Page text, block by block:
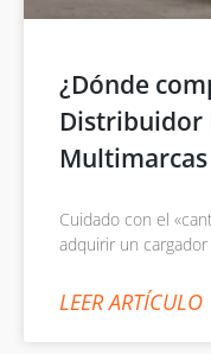
¿Dónde
Distribuidor
Cuidado con el
adquirir un
LEER ARTÍCULO